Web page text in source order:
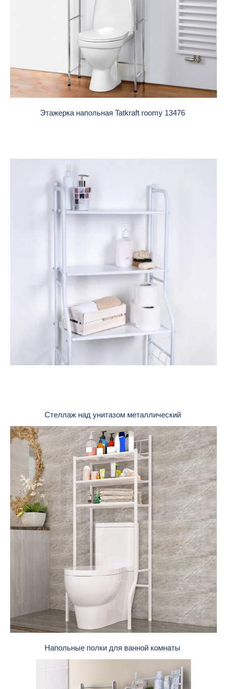
Этажерка напольная Tatkraft roomy 13476
Стеллаж над унитазом металлический
Напольные полки для ванной комнаты